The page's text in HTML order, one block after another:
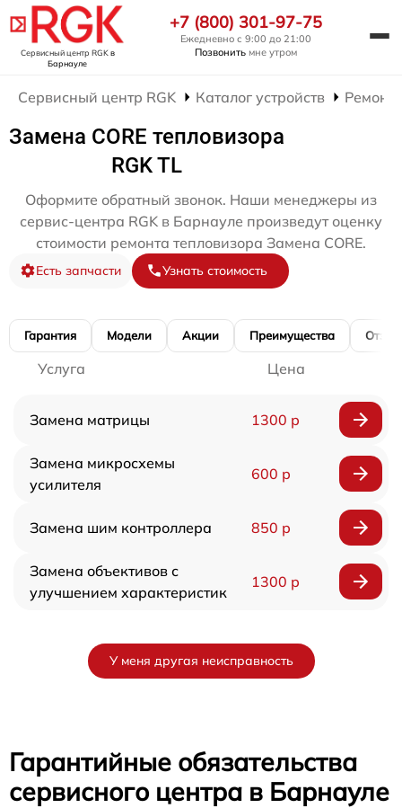
Сервисный центр RGKв
Барнауле
+7 (800) 301-97-75
Ежедневно с 9:00 до 21:00
Позвонить мне утром
Сервисный центр RGK Каталог устройств Ремонт
Замена CORE тепловизора
RGK TL
Оформите обратный звонок. Наши менеджеры из
сервис-центра RGK в Барнауле произведут оценку
стоимости ремонта тепловизора Замена CORE.
Есть запчасти Узнать стоимость
Гарантия Модели Акции Преимущества
Услуга Цена
Замена матрицы 1300 р
Замена микросхемы
усилителя
600 р
Замена шим контроллера 850 р
Замена объективов с
улучшением характеристик
1300 р
У меня другая неисправность
Гарантийные обязательства
сервисного центра в Барнауле